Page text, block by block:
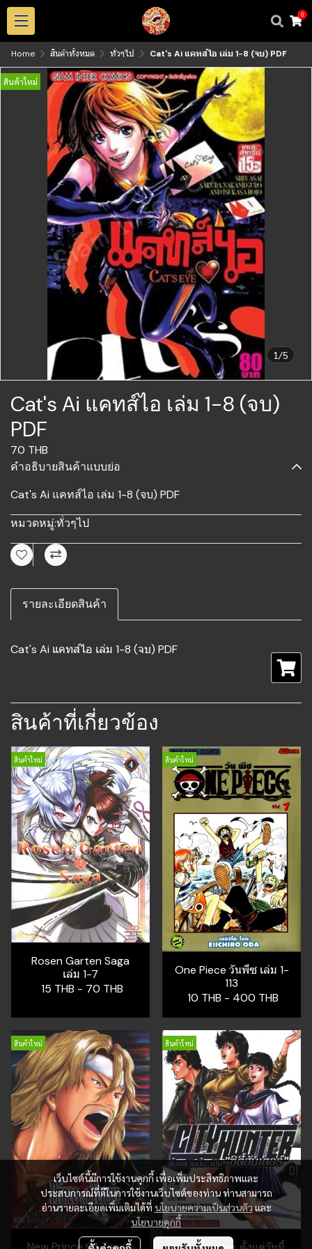
0
Home สินค้าทั้งหมด ทั่วๆไป Cat's Ai แคทส์ไอ เล่ม 1-8 (จบ) PDF
1/5
สินค้าใหม่
Cat's Ai แคทส์ไอ เล่ม 1-8 (จบ)
PDF
70 THB
คำอธิบายสินค้าแบบย่อ
Cat's Ai แคทส์ไอ เล่ม 1-8 (จบ) PDF
หมวดหมู่:ทั่วๆไป
รายละเอียดสินค้า
Cat's Ai แคทส์ไอ เล่ม 1-8 (จบ) PDF
สินค้าที่เกี่ยวข้อง
สินค้าใหม่
Rosen Garten Saga
เล่ม 1-7
15 THB - 70 THB
สินค้าใหม่
One Piece วันพีซ เล่ม 1-
113
10 THB - 400 THB
สินค้าใหม่ สินค้าใหม่
เว็บไซต์นี้มีการใช้งานคุกกี้ เพื่อเพิ่มประสิทธิภาพและ
ประสบการณ์ที่ดีในการใช้งานเว็บไซต์ของท่าน ท่านสามารถ
อ่านรายละเอียดเพิ่มเติมได้ที่ นโยบายความเป็นส่วนตัวและ
นโยบายคุกกี้